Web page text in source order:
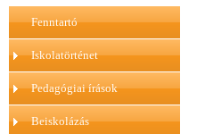
Fenntartó
Iskolatörténet
Pedagógiai írások
Beiskolázás